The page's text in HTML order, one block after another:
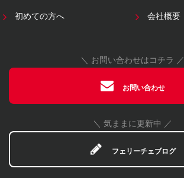
初めての方へ 会社概要
＼ お問い合わせはコチラ ／
お問い合わせ
＼ 気ままに更新中 ／
フェリーチェブログ